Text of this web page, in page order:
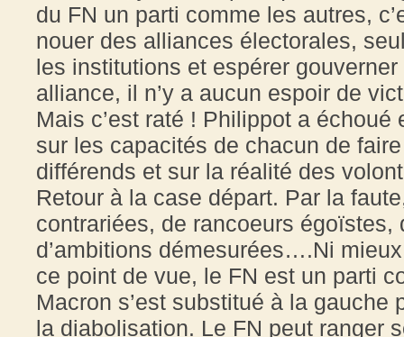
du FN un parti comme les autres,
nouer des alliances électorales,
les institutions et espérer
alliance, il n’y a aucun espoir de
Mais c’est raté ! Philippot a
sur les capacités de chacun de
différends et sur la réalité des
Retour à la case départ. Par la
contrariées, de rancoeurs
d’ambitions démesurées….Ni
ce point de vue, le FN est un parti
Macron s’est substitué à la
la diabolisation. Le FN peut ranger